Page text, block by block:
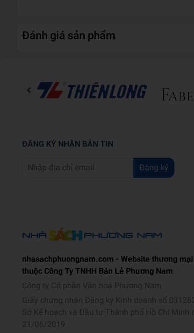
Đánh giá sản phẩm
ĐĂNG KÝ NHẬN BẢN TIN
Đăng ký
nhasachphuongnam.com - Website thương
thuộc Công Ty TNHH Bán Lẻ Phương Nam
Công ty Cổ phần Văn hoá Phương Nam
Giấy chứng nhận Đăng ký Kinh doanh số
Sở Kế hoạch và Đầu tư Thành phố Hồ Chí Minh
21/06/2019